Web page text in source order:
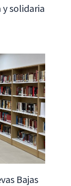
solidaria
Bajas